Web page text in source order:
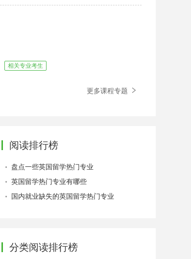
相关专业考生
更多课程专题
阅读排行榜
盘点一些英国留学热门专业
英国留学热门专业有哪些
国内就业缺失的英国留学热门专业
分类阅读排行榜